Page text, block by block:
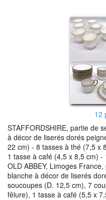
12
STAFFORDSHIRE, partie de
à décor de liserés dorés
22 cm) - 8 tasses à thé (7,5 x
1 tasse à café (4,5 x 8,5 cm)
OLD ABBEY, Limoges
blanche à décor de liserés
soucoupes (D. 12,5 cm), 7
fêlure), 1 tasse à café (5,5 x